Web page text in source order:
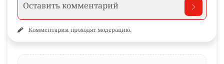
Комментарии проходят модерацию.